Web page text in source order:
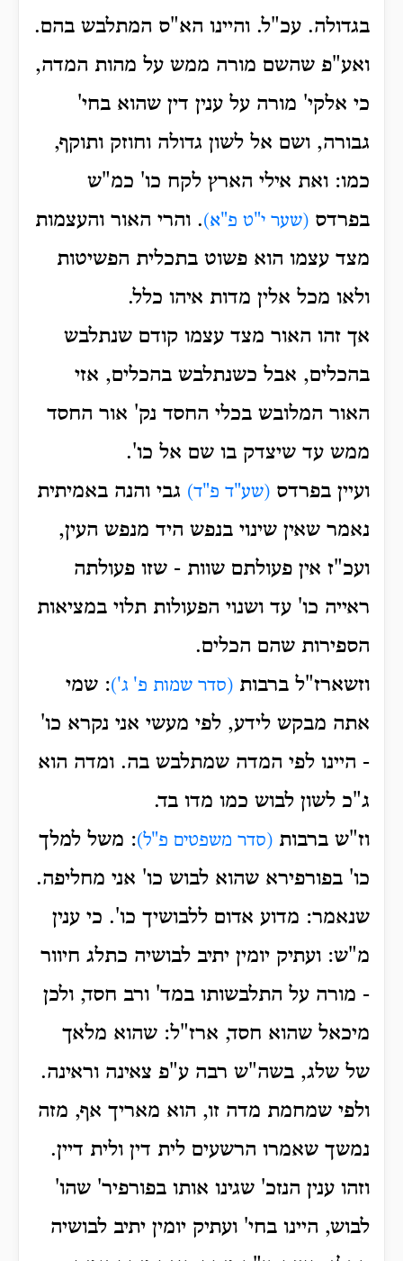
בגדולה. עכ"ל. והיינו הא"ס המתלבש בהם.
ואע"פ שהשם מורה ממש על מהות המדה,
כי אלקי' מורה על ענין דין שהוא בחי'
גבורה, ושם אל לשון גדולה וחוזק ותוקף,
כמו: ואת אילי הארץ לקח כו' כמ"ש
בפרדס (שער י"ט פ"א). והרי האור והעצמות
מצד עצמו הוא פשוט בתכלית הפשיטות
ולאו מכל אלין מדות איהו כלל.
אך זהו האור מצד עצמו קודם שנתלבש
בהכלים, אבל כשנתלבש בהכלים, אזי
האור המלובש בכלי החסד נק' אור החסד
ממש עד שיצדק בו שם אל כו'.
ועיין בפרדס (שע"ד פ"ד) גבי והנה באמיתית
נאמר שאין שינוי בנפש היד מנפש העין,
ועכ"ז אין פעולתם שוות - שזו פעולתה
ראייה כו' עד ושנוי הפעולות תלוי במציאות
הספירות שהם הכלים.
וזשארז"ל ברבות (סדר שמות פ' ג'): שמי
אתה מבקש לידע, לפי מעשי אני נקרא כו'
- היינו לפי המדה שמתלבש בה. ומדה הוא
ג"כ לשון לבוש כמו מדו בד.
וז"ש ברבות (סדר משפטים פ"ל): משל למלך
כו' בפורפירא שהוא לבוש כו' אני מחליפה.
שנאמר: מדוע אדום ללבושיך כו'. כי ענין
מ"ש: ועתיק יומין יתיב לבושיה כתלג חיוור
- מורה על התלבשותו במד' ורב חסד, ולכן
מיכאל שהוא חסד, ארז"ל: שהוא מלאך
של שלג, בשה"ש רבה ע"פ צאינה וראינה.
ולפי שמחמת מדה זו, הוא מאריך אף, מזה
נמשך שאמרו הרשעים לית דין ולית דיין.
וזהו ענין הנזכ' שגינו אותו בפורפיר' שהו'
לבוש, היינו בחי' ועתיק יומין יתיב לבושיה